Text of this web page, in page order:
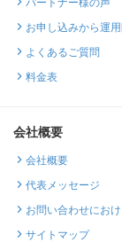
お申し込みから運
よくあるご質問
料金表
会社概要
会社概要
代表メッセージ
お問い合わせにお
サイトマップ